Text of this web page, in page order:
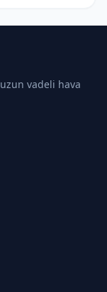
vadeli hava